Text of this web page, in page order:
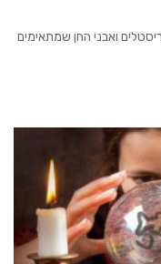
ואבני החן שמתאימים